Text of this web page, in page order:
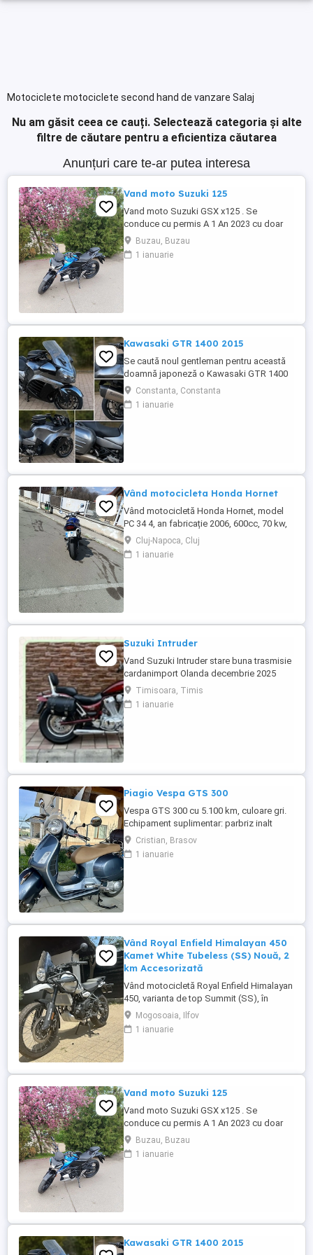
Motociclete motociclete second hand de vanzare Salaj
Nu am găsit ceea ce cauți. Selectează categoria și alte
filtre de căutare pentru a eficientiza căutarea
Anunțuri care te-ar putea interesa
Vand moto Suzuki 125
Vand moto Suzuki GSX x125 . Se
conduce cu permis A 1 An 2023 cu doar
5000km Stare impecabila , fara cazaturi
ITP valabil pana in noiembrie 2027 Revizii
si schimb de ulei in service autorizat
Buzau, Buzau
1 ianuarie
Kawasaki GTR 1400 2015
Se caută noul gentleman pentru această
doamnă japoneză o Kawasaki GTR 1400
care încă întoarce priviri și iubește
kilometrii. A fost răsfățată, întreținută la
timp și tratată cu respect. O dau doar
Constanta, Constanta
1 ianuarie
Vând motocicleta Honda Hornet
Vând motocicletă Honda Hornet, model
PC 34 4, an fabricație 2006, 600cc, 70 kw,
98 cp, inspecție tehnică valabilă până în
august 2027 . Preț 1900 euro
Cluj-Napoca, Cluj
1 ianuarie
Suzuki Intruder
Vand Suzuki Intruder stare buna trasmisie
cardanimport Olanda decembrie 2025
inmatriculat RO IN FEBRUARIE Nu raspund
la mesaje.Schimb cu ATV plus sau minus
diferenta
Timisoara, Timis
1 ianuarie
Piagio Vespa GTS 300
Vespa GTS 300 cu 5.100 km, culoare gri.
Echipament suplimentar: parbriz inalt
Faco (montat 2026), geanta portbagaj
Classic; prelungitor scarite pasager;
suspensie fata Bitubo si frane fata spate
Cristian, Brasov
1 ianuarie
Vând Royal Enfield Himalayan 450
Kamet White Tubeless (SS) Nouă, 2
km Accesorizată
Vând motocicletă Royal Enfield Himalayan
450, varianta de top Summit (SS), în
culoarea Kamet White, dotată din fabrică
cu jante Tubeless. Motocicleta este
practic nouă, neutilizată (2 km). A fost
2025. Se află în stare absolut ...
Mogosoaia, Ilfov
1 ianuarie
Vand moto Suzuki 125
Vand moto Suzuki GSX x125 . Se
conduce cu permis A 1 An 2023 cu doar
5000km Stare impecabila , fara cazaturi
ITP valabil pana in noiembrie 2027 Revizii
si schimb de ulei in service autorizat
Buzau, Buzau
1 ianuarie
Kawasaki GTR 1400 2015